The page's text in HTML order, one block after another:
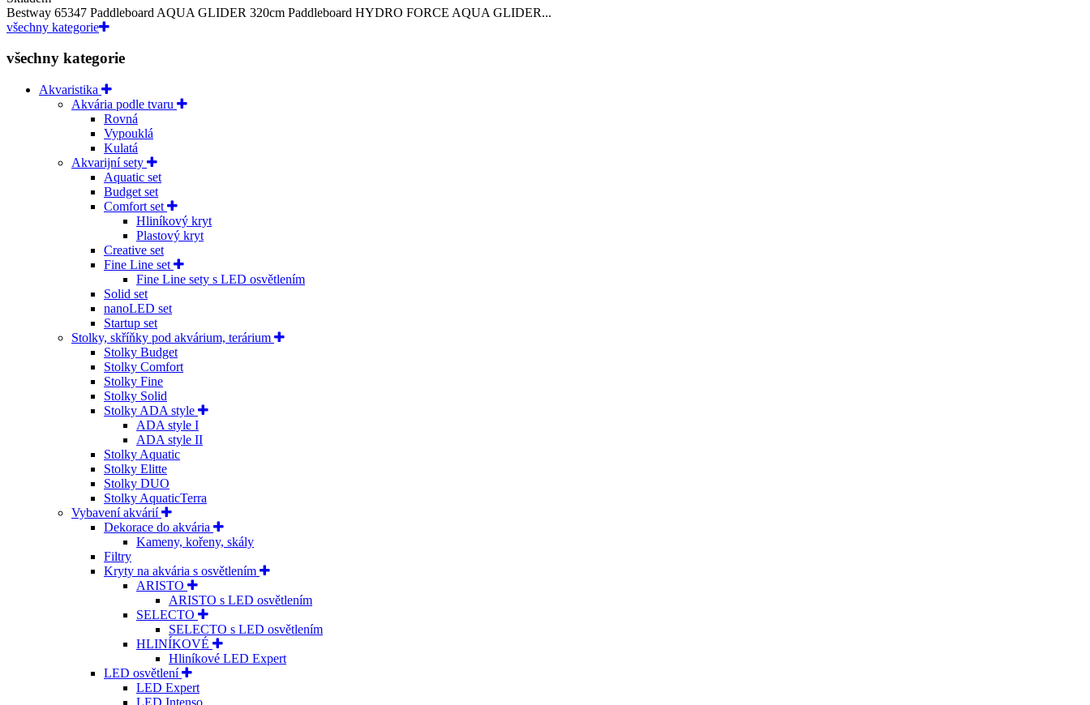
Bestway 65347 Paddleboard AQUA GLIDER 320cm Paddleboard HYDRO FORCE AQUA GLIDER...
všechny kategorie
všechny kategorie
Akvaristika
Akvária podle tvaru
Rovná
Vypouklá
Kulatá
Akvarijní sety
Aquatic set
Budget set
Comfort set
Hliníkový kryt
Plastový kryt
Creative set
Fine Line set
Fine Line sety s LED osvětlením
Solid set
nanoLED set
Startup set
Stolky, skříňky pod akvárium, terárium
Stolky Budget
Stolky Comfort
Stolky Fine
Stolky Solid
Stolky ADA style
ADA style I
ADA style II
Stolky Aquatic
Stolky Elitte
Stolky DUO
Stolky AquaticTerra
Vybavení akvárií
Dekorace do akvária
Kameny, kořeny, skály
Filtry
Kryty na akvária s osvětlením
ARISTO
ARISTO s LED osvětlením
SELECTO
SELECTO s LED osvětlením
HLINÍKOVÉ
Hliníkové LED Expert
LED osvětlení
LED Expert